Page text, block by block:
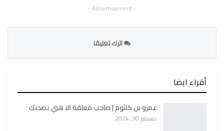
- Advertisement -
اترك تعليقا
أقراء ايضا
عمرو بن كلثوم | صاحب معلقة الا هبي بصحنك
ديسمبر 30, 2024